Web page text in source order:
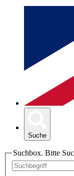
Suche
Suchbox. Bitte